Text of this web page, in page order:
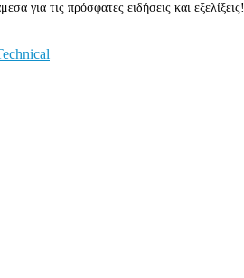
για τις πρόσφατες ειδήσεις και εξελίξεις!